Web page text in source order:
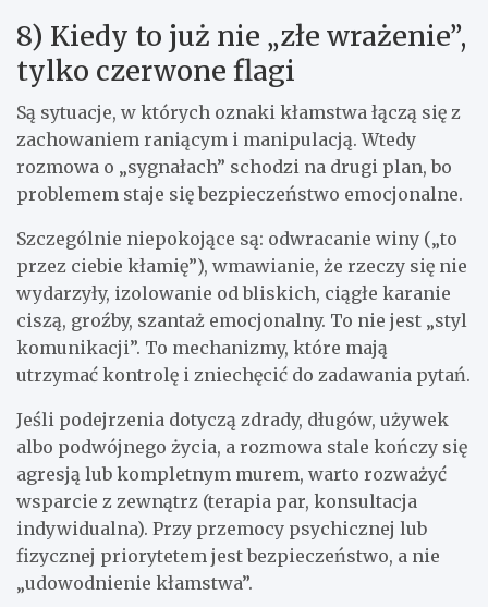
8) Kiedy to już nie „złe wrażenie”,
tylko czerwone flagi
Są sytuacje, w których oznaki kłamstwa łączą się z
zachowaniem raniącym i manipulacją. Wtedy
rozmowa o „sygnałach” schodzi na drugi plan, bo
problemem staje się bezpieczeństwo emocjonalne.
Szczególnie niepokojące są: odwracanie winy („to
przez ciebie kłamię”), wmawianie, że rzeczy się nie
wydarzyły, izolowanie od bliskich, ciągłe karanie
ciszą, groźby, szantaż emocjonalny. To nie jest „styl
komunikacji”. To mechanizmy, które mają
utrzymać kontrolę i zniechęcić do zadawania pytań.
Jeśli podejrzenia dotyczą zdrady, długów, używek
albo podwójnego życia, a rozmowa stale kończy się
agresją lub kompletnym murem, warto rozważyć
wsparcie z zewnątrz (terapia par, konsultacja
indywidualna). Przy przemocy psychicznej lub
fizycznej priorytetem jest bezpieczeństwo, a nie
„udowodnienie kłamstwa”.